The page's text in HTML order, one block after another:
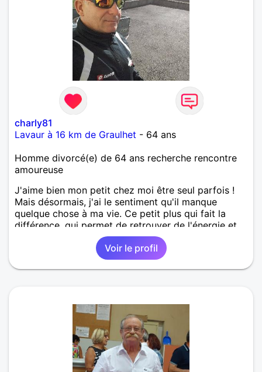
charly81
Lavaur à 16 km de Graulhet - 64 ans
Homme divorcé(e) de 64 ans recherche rencontre
amoureuse
J'aime bien mon petit chez moi être seul parfois !
Mais désormais, j'ai le sentiment qu'il manque
quelque chose à ma vie. Ce petit plus qui fait la
différence, qui permet de retrouver de l'énergie et
l'envie de se projeter dans l'avenir. Dialoguer avec
les autres est important pour mieux se connaître et
comprendre les autres. Il est évident que cela est
enrichissant ! et si à travers cela, je peux rencontrer
En effet, de nature sincère, fidèle et romantique, je
préfère les vraies histoires d'amour..... je cherche
mon alter ego: simplicité,pas trop
compliqué,sportivité,complicité,sincerité,fidelité,non
fumeuse... merci d'avoir pris le temps de lire mon
message au plaisir de lire le votre....
Voir le profil